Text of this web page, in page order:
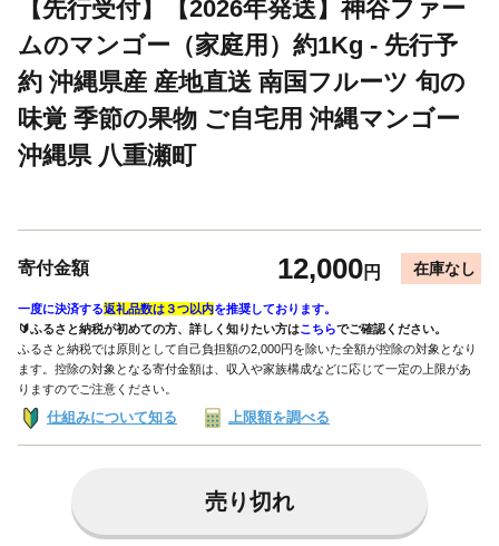
【先行受付】【2026年発送】神谷ファー
ムのマンゴー（家庭用）約1Kg - 先行予
約 沖縄県産 産地直送 南国フルーツ 旬の
味覚 季節の果物 ご自宅用 沖縄マンゴー
沖縄県 八重瀬町
寄付金額 12,000円 在庫なし
一度に決済する返礼品数は３つ以内を推奨しております。
🔰ふるさと納税が初めての方、詳しく知りたい方はこちらでご確認ください。
ふるさと納税では原則として自己負担額の2,000円を除いた全額が控除の対象となり
ます。控除の対象となる寄付金額は、収入や家族構成などに応じて一定の上限があ
りますのでご注意ください。
仕組みについて知る 上限額を調べる
売り切れ